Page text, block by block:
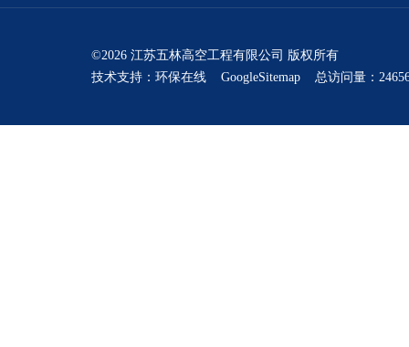
©2026 江苏五林高空工程有限公司 版权所有
技术支持： 环保在线 GoogleSitemap 总访问量：